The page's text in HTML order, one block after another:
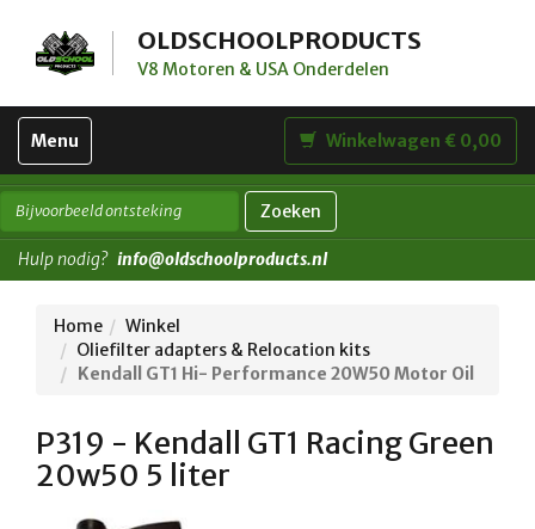
OLDSCHOOLPRODUCTS
V8 Motoren & USA Onderdelen
Toggle
navigation
Menu Winkelwagen € 0,00
Zoeken
Hulp nodig? info@oldschoolproducts.nl
Home
Winkel
Oliefilter adapters & Relocation kits
Kendall GT1 Hi- Performance 20W50 Motor Oil
P319 - Kendall GT1 Racing Green
20w50 5 liter